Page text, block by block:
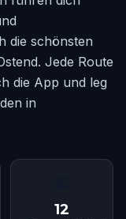
die schönsten
Jede Route
die App und leg
in
12